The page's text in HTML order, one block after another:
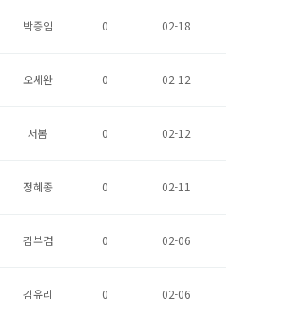
박종임 0 02-18
오세완 0 02-12
서봄 0 02-12
정혜종 0 02-11
김부겸 0 02-06
김유리 0 02-06